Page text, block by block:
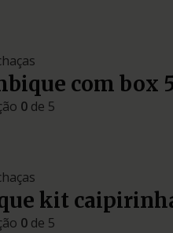
com box
0de 5
kit
0de 5